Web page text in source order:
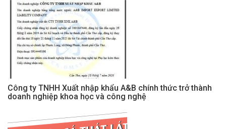
Công ty TNHH Xuất nhập khẩu A&B chính thức trở thành
doanh nghiệp khoa học và công nghệ